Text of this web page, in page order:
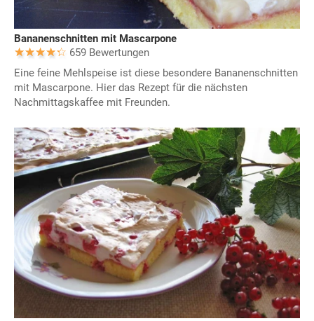
Bananenschnitten mit Mascarpone
659 Bewertungen
Eine feine Mehlspeise ist diese besondere Bananenschnitten
mit Mascarpone. Hier das Rezept für die nächsten
Nachmittagskaffee mit Freunden.